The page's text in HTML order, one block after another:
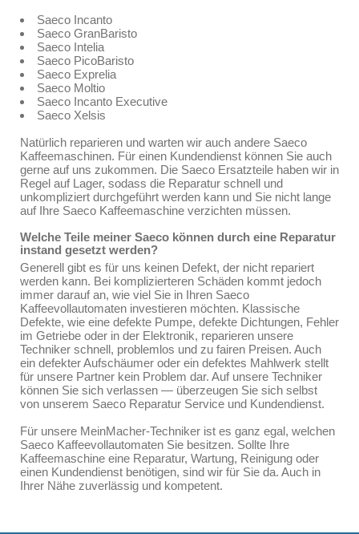
Saeco Incanto
Saeco GranBaristo
Saeco Intelia
Saeco PicoBaristo
Saeco Exprelia
Saeco Moltio
Saeco Incanto Executive
Saeco Xelsis
Natürlich reparieren und warten wir auch andere Saeco
Kaffeemaschinen. Für einen Kundendienst können Sie auch
gerne auf uns zukommen. Die Saeco Ersatzteile haben wir in
Regel auf Lager, sodass die Reparatur schnell und
unkompliziert durchgeführt werden kann und Sie nicht lange
auf Ihre Saeco Kaffeemaschine verzichten müssen.
Welche Teile meiner Saeco können durch eine Reparatur
instand gesetzt werden?
Generell gibt es für uns keinen Defekt, der nicht repariert
werden kann. Bei komplizierteren Schäden kommt jedoch
immer darauf an, wie viel Sie in Ihren Saeco
Kaffeevollautomaten investieren möchten. Klassische
Defekte, wie eine defekte Pumpe, defekte Dichtungen, Fehler
im Getriebe oder in der Elektronik, reparieren unsere
Techniker schnell, problemlos und zu fairen Preisen. Auch
ein defekter Aufschäumer oder ein defektes Mahlwerk stellt
für unsere Partner kein Problem dar. Auf unsere Techniker
können Sie sich verlassen — überzeugen Sie sich selbst
von unserem Saeco Reparatur Service und Kundendienst.
Für unsere MeinMacher-Techniker ist es ganz egal, welchen
Saeco Kaffeevollautomaten Sie besitzen. Sollte Ihre
Kaffeemaschine eine Reparatur, Wartung, Reinigung oder
einen Kundendienst benötigen, sind wir für Sie da. Auch in
Ihrer Nähe zuverlässig und kompetent.